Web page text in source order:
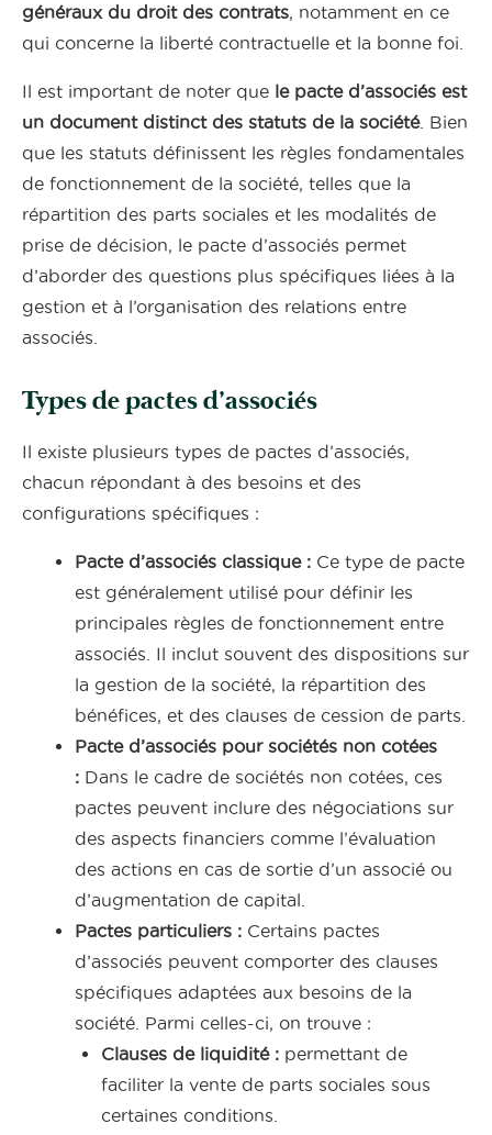
généraux du droit des contrats, notamment en ce
qui concerne la liberté contractuelle et la bonne foi.
Il est important de noter que le pacte d’associés est
un document distinct des statuts de la société. Bien
que les statuts définissent les règles fondamentales
de fonctionnement de la société, telles que la
répartition des parts sociales et les modalités de
prise de décision, le pacte d’associés permet
d’aborder des questions plus spécifiques liées à la
gestion et à l’organisation des relations entre
associés.
Types de pactes d’associés
Il existe plusieurs types de pactes d’associés,
chacun répondant à des besoins et des
configurations spécifiques :
Pacte d’associés classique : Ce type de pacte
est généralement utilisé pour définir les
principales règles de fonctionnement entre
associés. Il inclut souvent des dispositions sur
la gestion de la société, la répartition des
bénéfices, et des clauses de cession de parts.
Pacte d’associés pour sociétés non cotées
: Dans le cadre de sociétés non cotées, ces
pactes peuvent inclure des négociations sur
des aspects financiers comme l’évaluation
des actions en cas de sortie d’un associé ou
d’augmentation de capital.
Pactes particuliers : Certains pactes
d’associés peuvent comporter des clauses
spécifiques adaptées aux besoins de la
société. Parmi celles-ci, on trouve :
Clauses de liquidité : permettant de
faciliter la vente de parts sociales sous
certaines conditions.